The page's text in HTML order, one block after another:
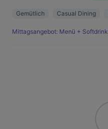
Gemütlich Casual Dining
Mittagsangebot: Menü + Softdrink